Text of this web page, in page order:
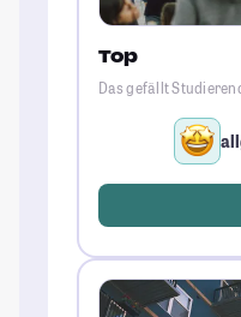
Top
Das gefällt